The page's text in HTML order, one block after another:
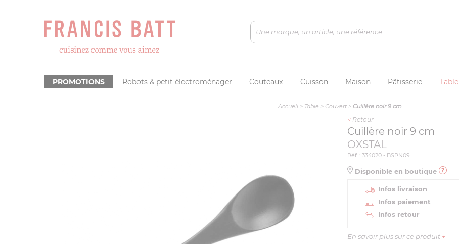
Robots & petit électroménager Couteaux Cuisson Maison Pâtisserie Table
PROMOTIONS
Accueil> Table > Couvert> Cuillère noir 9 cm
< Retour
Cuillère noir 9 cm
OXSTAL
Réf. : 334020 - BSPN09
Disponible en boutique
Infos livraison
Infos paiement
Infos retour
En savoir plus sur ce produit +